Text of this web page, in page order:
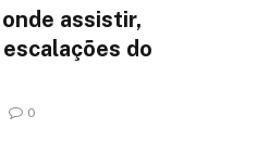
assistir,
do
0